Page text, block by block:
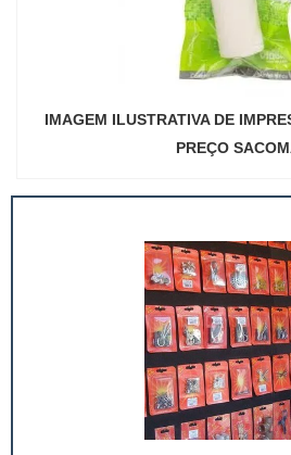
IMAGEM ILUSTRATIVA DE
PREÇO